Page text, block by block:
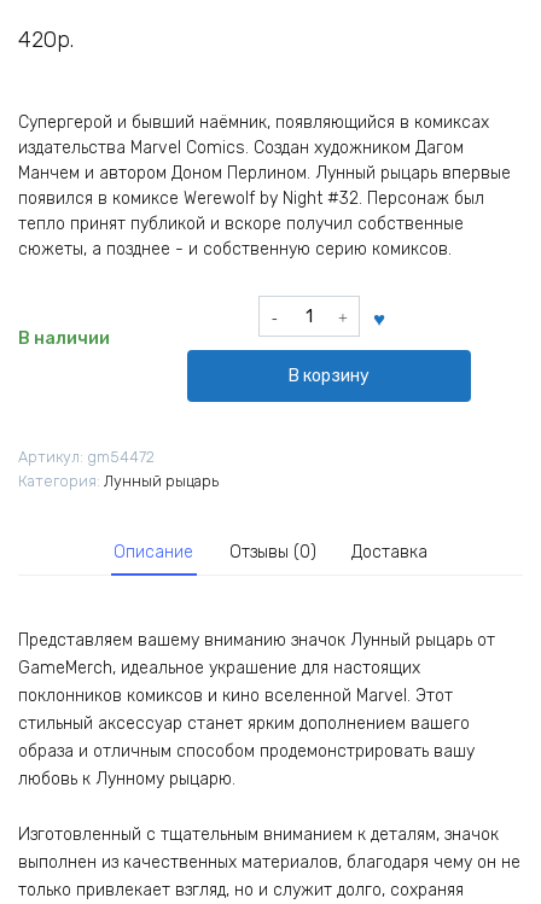
420р.
Супергерой и бывший наёмник, появляющийся в комиксах
издательства Marvel Comics. Создан художником Дагом
Манчем и автором Доном Перлином. Лунный рыцарь впервые
появился в комиксе Werewolf by Night #32. Персонаж был
тепло принят публикой и вскоре получил собственные
сюжеты, а позднее - и собственную серию комиксов.
В наличии
Количество
товара
Лунный
рыцарь
В корзину
Артикул: gm54472
Категория: Лунный рыцарь
Описание Отзывы (0) Доставка
Представляем вашему вниманию значок Лунный рыцарь от
GameMerch, идеальное украшение для настоящих
поклонников комиксов и кино вселенной Marvel. Этот
стильный аксессуар станет ярким дополнением вашего
образа и отличным способом продемонстрировать вашу
любовь к Лунному рыцарю.
Изготовленный с тщательным вниманием к деталям, значок
выполнен из качественных материалов, благодаря чему он не
только привлекает взгляд, но и служит долго, сохраняя